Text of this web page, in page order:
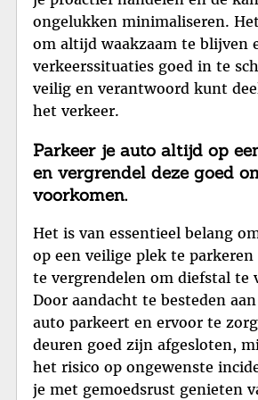
ongelukken minimaliseren.
om altijd waakzaam te blijven
verkeerssituaties goed in te
veilig en verantwoord kunt
het verkeer.
Parkeer je auto altijd op
en vergrendel deze goed
voorkomen.
Het is van essentieel belang
op een veilige plek te parkeren
te vergrendelen om diefstal te
Door aandacht te besteden
auto parkeert en ervoor te
deuren goed zijn afgesloten,
het risico op ongewenste
je met gemoedsrust genieten